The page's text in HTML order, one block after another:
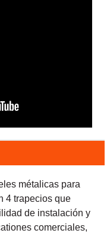
métalicas para
4 trapecios que
de instalación y
comerciales,